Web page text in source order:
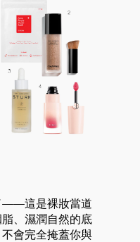
——這是裸妝當道
、濕潤自然的底
會完全掩蓋你與